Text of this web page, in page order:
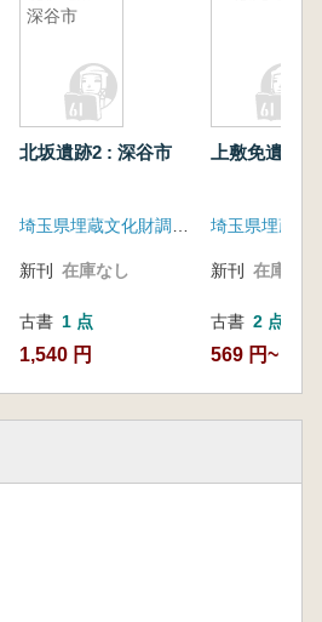
深谷市
北坂遺跡2 : 深谷市
埼玉県埋蔵文化財調査事業団
新刊 在庫なし
古書 1 点
1,540 円
上敷免遺跡
新刊 在庫なし
古書 2 点
569 円~